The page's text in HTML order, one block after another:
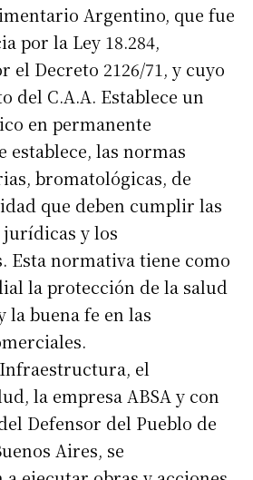
Argentino, que fue
por la Ley 18.284,
el Decreto 2126/71, y cuyo
del C.A.A. Establece un
en permanente
establece, las normas
bromatológicas, de
que deben cumplir las
jurídicas y los
Esta normativa tiene como
la protección de la salud
la buena fe en las
el
la empresa ABSA y con
Defensor del Pueblo de
Aires, se